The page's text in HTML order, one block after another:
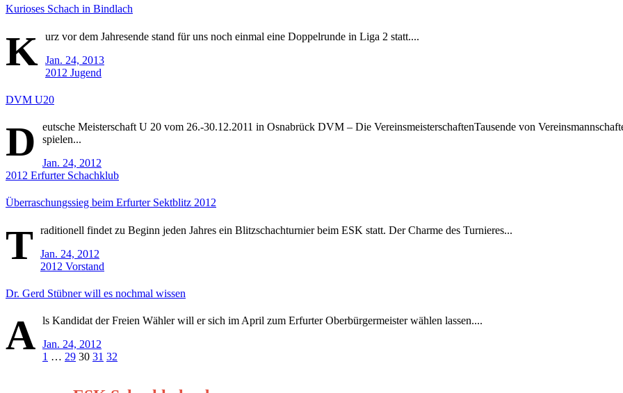
Kurioses Schach in Bindlach
K urz vor dem Jahresende stand für uns noch einmal eine Doppelrunde in Liga 2 statt....
Jan. 24, 2013
2012 Jugend
DVM U20
D
eutsche Meisterschaft U 20 vom 26.-30.12.2011 in Osnabrück DVM – Die VereinsmeisterschaftenTausende von
spielen...
Jan. 24, 2012
2012 Erfurter Schachklub
Überraschungssieg beim Erfurter Sektblitz 2012
T raditionell findet zu Beginn jeden Jahres ein Blitzschachturnier beim ESK statt. Der Charme des Turnieres...
Jan. 24, 2012
2012 Vorstand
Dr. Gerd Stübner will es nochmal wissen
A ls Kandidat der Freien Wähler will er sich im April zum Erfurter Oberbürgermeister wählen lassen....
Jan. 24, 2012
Seitennummerierung
1 … 29 30 31 32